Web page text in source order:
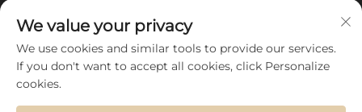
ติดตามเรา
We value your privacy
We use cookies and similar tools to provide our services.
If you don't want to accept all cookies, click Personalize
cookies.